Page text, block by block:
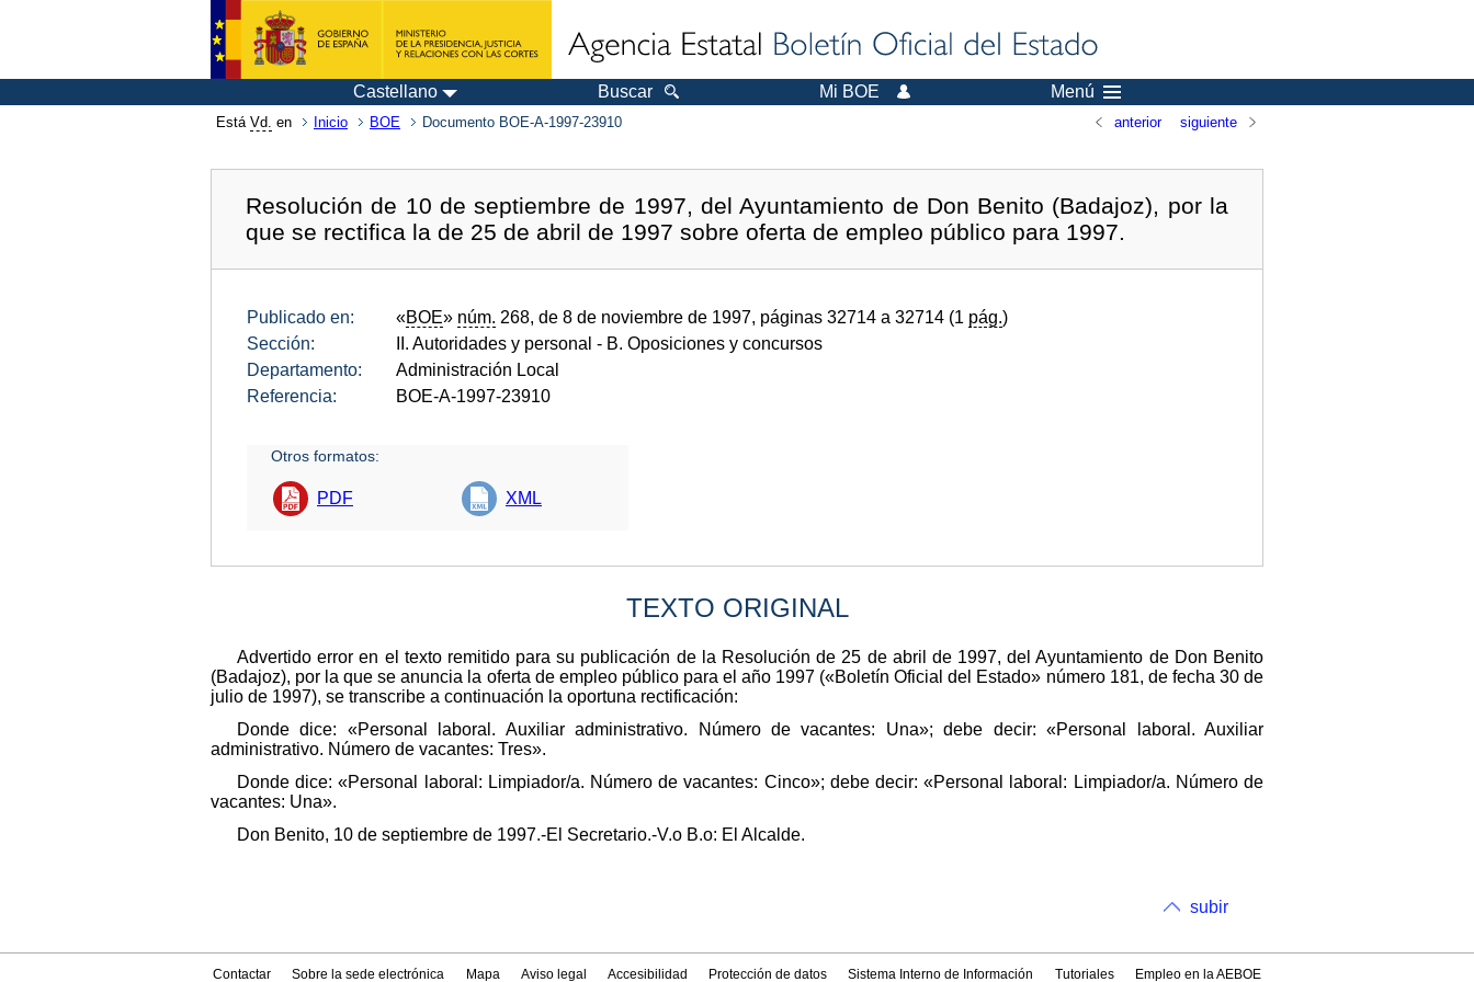
Castellano Buscar Mi BOE Menú
Está Vd. en Inicio BOE Documento BOE-A-1997-23910 anterior siguiente
Resolución de 10 de septiembre de 1997, del Ayuntamiento de Don Benito (Badajoz), por la
que se rectifica la de 25 de abril de 1997 sobre oferta de empleo público para 1997.
Publicado en: «BOE» núm. 268, de 8 de noviembre de 1997, páginas 32714 a 32714 (1 pág.)
Sección:
II. Autoridades y personal - B. Oposiciones y concursos
Departamento:
Administración Local
Referencia:
BOE-A-1997-23910
Otros formatos:
PDF XML
TEXTO ORIGINAL
Advertido error en el texto remitido para su publicación de la Resolución de 25 de abril de 1997, del Ayuntamiento de Don Benito
(Badajoz), por la que se anuncia la oferta de empleo público para el año 1997 («Boletín Oficial del Estado» número 181, de fecha 30 de
julio de 1997), se transcribe a continuación la oportuna rectificación:
Donde dice: «Personal laboral. Auxiliar administrativo. Número de vacantes: Una»; debe decir: «Personal laboral. Auxiliar
administrativo. Número de vacantes: Tres».
Donde dice: «Personal laboral: Limpiador/a. Número de vacantes: Cinco»; debe decir: «Personal laboral: Limpiador/a. Número de
vacantes: Una».
Don Benito, 10 de septiembre de 1997.-El Secretario.-V.o B.o: El Alcalde.
subir
Contactar Sobre la sede electrónica Mapa Aviso legal Accesibilidad Protección de datos Sistema Interno de Información Tutoriales Empleo en la AEBOE